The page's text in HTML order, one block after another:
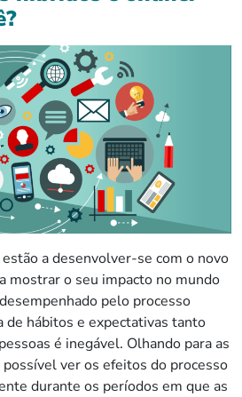
a desenvolver-se com o novo
mostrar o seu impacto no mundo
pelo processo
de hábitos e expectativas tanto
é inegável. Olhando para as
ver os efeitos do processo
durante os períodos em que as